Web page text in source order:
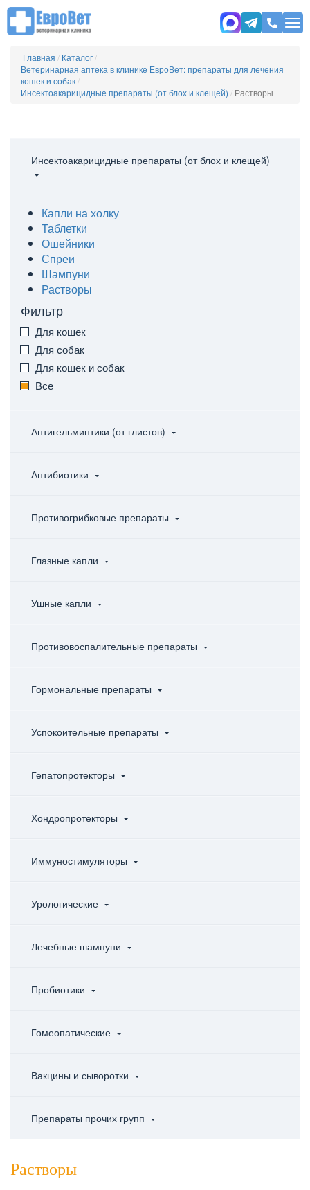
Главная / Каталог/
Ветеринарная аптека в клинике ЕвроВет: препараты для лечения
кошек и собак/
Инсектоакарицидные препараты (от блох и клещей) / Растворы
Инсектоакарицидные препараты (от блох и клещей)
Капли на холку
Таблетки
Ошейники
Спреи
Шампуни
Растворы
Фильтр
Для кошек
Для собак
Для кошек и собак
Все
Антигельминтики (от глистов)
Антибиотики
Противогрибковые препараты
Глазные капли
Ушные капли
Противовоспалительные препараты
Гормональные препараты
Успокоительные препараты
Гепатопротекторы
Хондропротекторы
Иммуностимуляторы
Урологические
Лечебные шампуни
Пробиотики
Гомеопатические
Вакцины и сыворотки
Препараты прочих групп
Растворы